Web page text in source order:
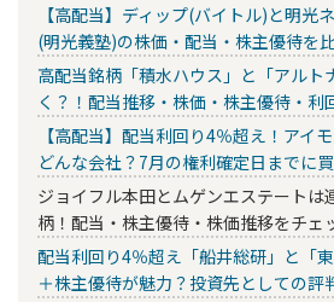
【高配当】ディップ(バイトル)と明光
(明光義塾)の株価・配当・株主優待を
高配当銘柄「積水ハウス」と「アルト
く？！配当推移・株価・株主優待・利
【高配当】配当利回り4％超え！アイ
どんな会社？7月の権利確定日までに
ジョイフル本田とムゲンエステートは
柄！配当・株主優待・株価推移をチェ
配当利回り4％超え「船井総研」と「
＋株主優待が魅力？投資先としての評